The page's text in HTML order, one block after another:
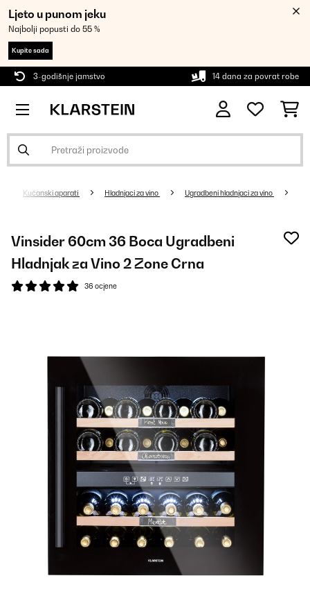
Ljeto u punom jeku
Najbolji popusti do 55 %
Kupite sada
3-godišnje jamstvo 14 dana za povrat robe
Kućanski aparati Hladnjaci za vino Ugradbeni hladnjaci za vino
Vinsider 60cm 36 Boca Ugradbeni
Hladnjak za Vino 2 Zone Crna
36 ocjene